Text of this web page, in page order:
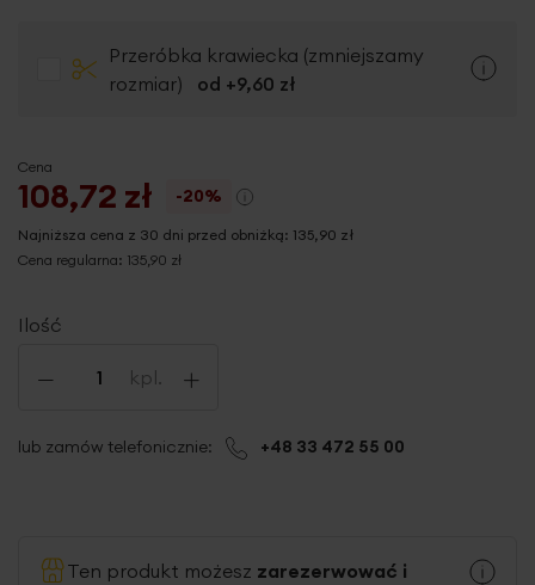
Przeróbka krawiecka (zmniejszamy
rozmiar)
od +9,60 zł
Ilość
- kpl. +
Cena
108,72 zł -20%
Najniższa cena z 30 dni przed obniżką: 135,90 zł
Cena regularna: 135,90 zł
lub zamów telefonicznie: +48 33 472 55 00
Ten produkt możesz zarezerwować i